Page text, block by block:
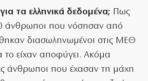
τα ελληνικά δεδομένα; Πως
άνθρωποι που νόσησαν από
διασωληνωμένοι στις ΜΕΘ
είχαν αποφύγει. Ακόμα
άνθρωποι που έχασαν τη μάχη